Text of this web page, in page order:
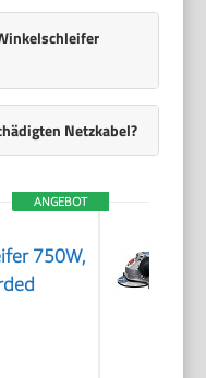
Netzkabel?
ANGEBOT
750W,